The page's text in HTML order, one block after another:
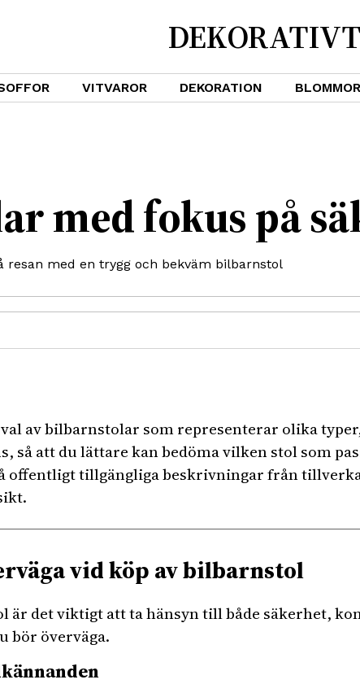
VITVAROR DEKORATION BLOMMOR
med fokus på
resan med en trygg och bekväm bilbarnstol
av bilbarnstolar som representerar olika
så att du lättare kan bedöma vilken stol som
offentligt tillgängliga beskrivningar från
vid köp av bilbarnstol
är det viktigt att ta hänsyn till både säkerhet,
bör överväga.